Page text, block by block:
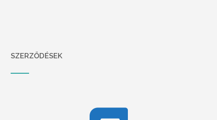
SZERZŐDÉSEK